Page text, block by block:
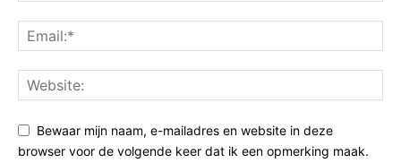
Bewaar mijn naam, e-mailadres en website in deze
browser voor de volgende keer dat ik een opmerking maak.